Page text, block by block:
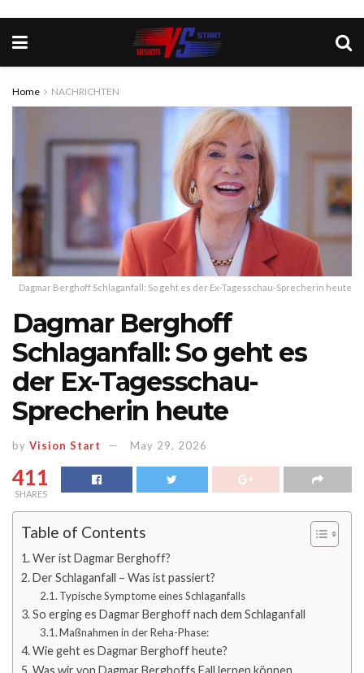
Home NACHRICHTEN
Dagmar Berghoff Schlaganfall: So geht es der Ex-Tagesschau-Sprecherin heute
Dagmar Berghoff
Schlaganfall: So geht es
der Ex-Tagesschau-
Sprecherin heute
by Vision Start May 29, 2026
411
SHARES
Table of Contents
Wer ist Dagmar Berghoff?
Der Schlaganfall – Was ist passiert?
Typische Symptome eines Schlaganfalls
So erging es Dagmar Berghoff nach dem Schlaganfall
Maßnahmen in der Reha-Phase:
Wie geht es Dagmar Berghoff heute?
Was wir von Dagmar Berghoffs Fall lernen können